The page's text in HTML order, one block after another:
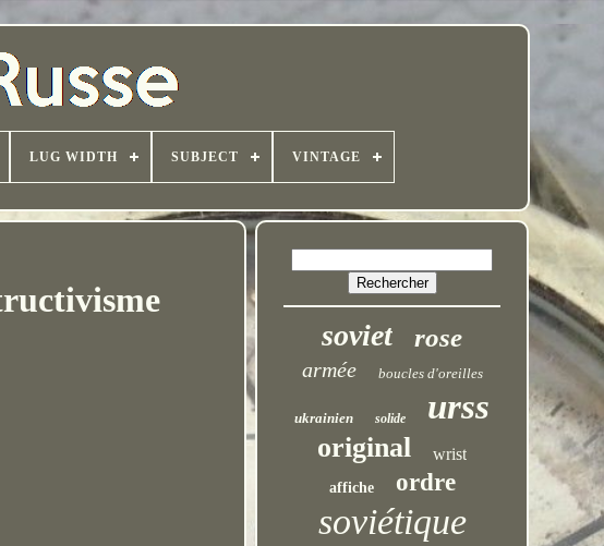
LUG WIDTH SUBJECT VINTAGE
soviet rose
armée boucles d'oreilles
ukrainien solide urss
original wrist
affiche ordre
soviétique